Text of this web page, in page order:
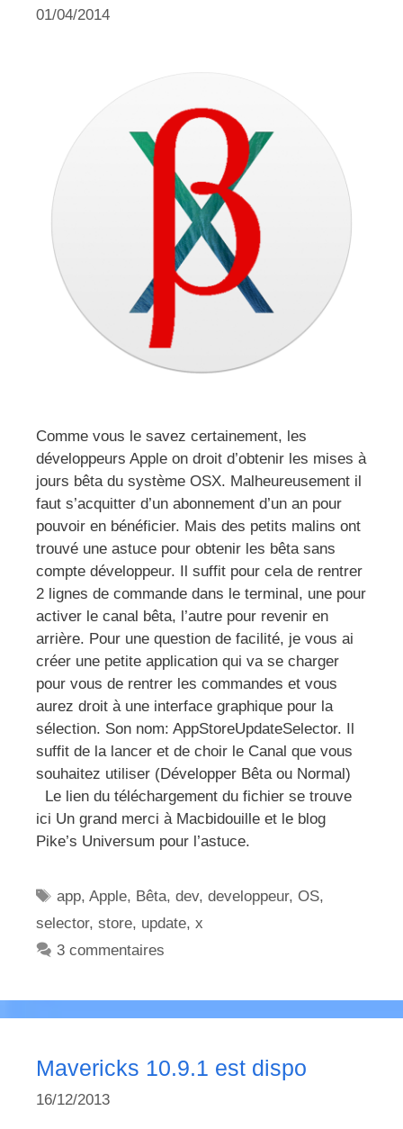
01/04/2014
Comme vous le savez certainement, les
développeurs Apple on droit d’obtenir les mises à
jours bêta du système OSX. Malheureusement il
faut s’acquitter d’un abonnement d’un an pour
pouvoir en bénéficier. Mais des petits malins ont
trouvé une astuce pour obtenir les bêta sans
compte développeur. Il suffit pour cela de rentrer
2 lignes de commande dans le terminal, une pour
activer le canal bêta, l’autre pour revenir en
arrière. Pour une question de facilité, je vous ai
créer une petite application qui va se charger
pour vous de rentrer les commandes et vous
aurez droit à une interface graphique pour la
sélection. Son nom: AppStoreUpdateSelector. Il
suffit de la lancer et de choir le Canal que vous
souhaitez utiliser (Développer Bêta ou Normal)
Le lien du téléchargement du fichier se trouve
ici Un grand merci à Macbidouille et le blog
Pike’s Universum pour l’astuce.
Étiquettes
app,Apple, Bêta,dev,developpeur,OS,
selector, store, update, x
3 commentaires
Mavericks 10.9.1 est dispo
16/12/2013